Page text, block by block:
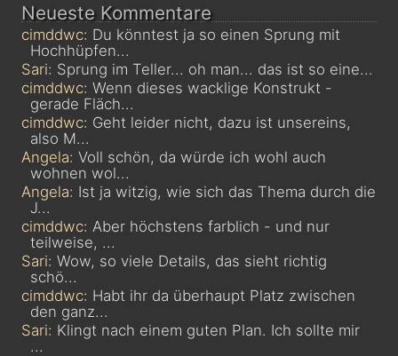
Neueste Kommentare
cimddwc: Du könntest ja so einen Sprung mit
Hochhüpfen...
Sari: Sprung im Teller... oh man... das ist so eine...
cimddwc: Wenn dieses wacklige Konstrukt -
gerade Fläch...
cimddwc: Geht leider nicht, dazu ist unsereins,
also M...
Angela: Voll schön, da würde ich wohl auch
wohnen wol...
Angela: Ist ja witzig, wie sich das Thema durch die
J...
cimddwc: Aber höchstens farblich - und nur
teilweise, ...
Sari: Wow, so viele Details, das sieht richtig
schö...
cimddwc: Habt ihr da überhaupt Platz zwischen
den ganz...
Sari: Klingt nach einem guten Plan. Ich sollte mir
...